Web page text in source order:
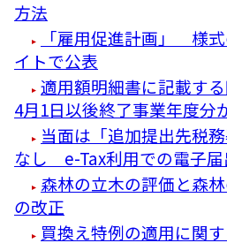
方法
「雇用促進計画」 様
イトで公表
適用額明細書に記載す
4月1日以後終了事業年度分
当面は「追加提出先税
なし e-Tax利用での電子届
森林の立木の評価と森
の改正
買換え特例の適用に関